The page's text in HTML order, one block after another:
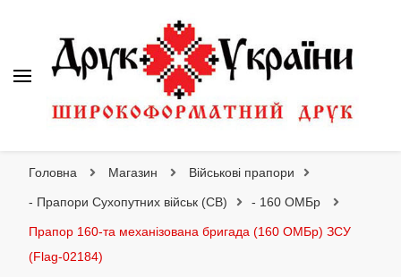
Головна Магазин Військові прапори
- Прапори Сухопутних військ (СВ) - 160 ОМБр
Прапор 160-та механізована бригада (160 ОМБр) ЗСУ
(Flag-02184)